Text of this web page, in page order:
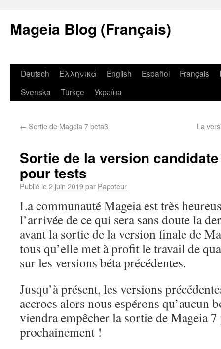
Mageia Blog (Français)
Deutsch Ελληνικά English Español Français
Svenska
Türkçe Україна
← Sortie de Mageia 7 beta3 La
Sortie de la version
pour tests
Publié le2 juin 2019par Papoteur
La communauté Mageia est très
l’arrivée de ce qui sera sans doute la
avant la sortie de la version finale de
tous qu’elle met à profit le travail de
sur les versions béta précédentes.
Jusqu’à présent, les versions
accrocs alors nous espérons qu’aucun
viendra empêcher la sortie de Mageia 7
prochainement !